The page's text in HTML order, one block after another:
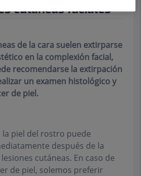
cutáneas faciales
de la cara suelen extirparse
en la complexión facial,
recomendarse la extirpación
un examen histológico y
de piel.
la piel del rostro puede
después de la
cutáneas. En caso de
de piel, solemos preferir